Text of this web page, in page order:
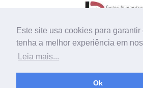
Este site usa cookies para garantir
tenha a melhor experiência em
Leia mais...
Ok
Tag:painel redondo